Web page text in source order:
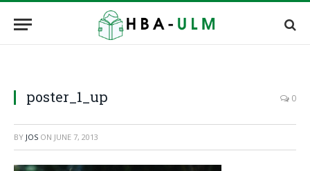
poster_1_up 0
BY JOS ON JUNE 7, 2013